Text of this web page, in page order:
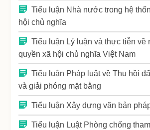
Tiểu luận Nhà nước trong hệ
hội chủ nghĩa
Tiểu luận Lý luận và thực tiễn về
quyền xã hội chủ nghĩa Việt Nam
Tiểu luận Pháp luật về Thu hồi
và giải phóng mặt bằng
Tiểu luận Xây dựng văn bản
Tiểu luận Luật Phòng chống